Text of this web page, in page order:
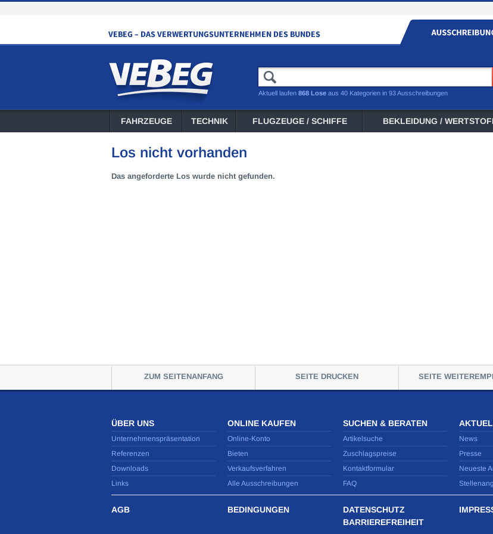
Aktuell laufen 868 Lose aus 40 Kategorien in 93 Ausschreibungen
FAHRZEUGE TECHNIK FLUGZEUGE / SCHIFFE BEKLEIDUNG /
Los nicht vorhanden
Das angeforderte Los wurde nicht gefunden.
ZUM SEITENANFANG SEITE DRUCKEN SEITE
ÜBER UNS
Unternehmenspräsentation
Referenzen
Downloads
Links
ONLINE KAUFEN
Online-Konto
Bieten
Verkaufsverfahren
Alle Ausschreibungen
SUCHEN & BERATEN
Artikelsuche
Zuschlagspreise
Kontaktformular
FAQ
News
Presse
Neueste
AGB BEDINGUNGEN
DATENSCHUTZ
BARRIEREFREIHEIT